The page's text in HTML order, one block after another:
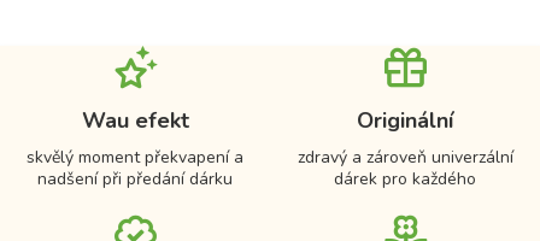
Wau efekt
skvělý moment překvapení a
nadšení při předání dárku
Originální
zdravý a zároveň univerzální
dárek pro každého